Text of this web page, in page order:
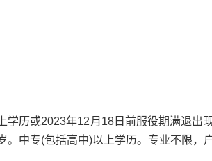
历或2023年12月18日前服役期满退出
中专(包括高中)以上学历。专业不限，